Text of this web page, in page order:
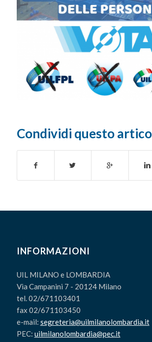
Condividi questo
INFORMAZIONI
UIL MILANO e LOMBARDIA
Via Campanini 7 - 20124 Milano
tel. 02/671103401
fax 02/671103450
e-mail: segreteria@uilmilanolombardia.it
PEC: uilmilanolombardia@pec.it